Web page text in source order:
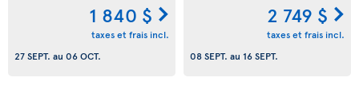
1 840 $
taxes et frais incl.
27 SEPT. au 06 OCT.
2 749 $
taxes et frais incl.
08 SEPT. au 16 SEPT.